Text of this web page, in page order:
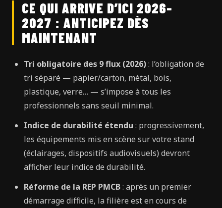
CE QUI ARRIVE D’ICI 2026-
2027 : ANTICIPEZ DÈS
MAINTENANT
Tri obligatoire des 9 flux (2026): l’obligation de
tri séparé — papier/carton, métal, bois,
plastique, verre… — s’impose à tous les
professionnels sans seuil minimal.
Indice de durabilité étendu : progressivement,
les équipements mis en scène sur votre stand
(éclairages, dispositifs audiovisuels) devront
afficher leur indice de durabilité.
Réforme de la REP PMCB: après un premier
démarrage difficile, la filière est en cours de